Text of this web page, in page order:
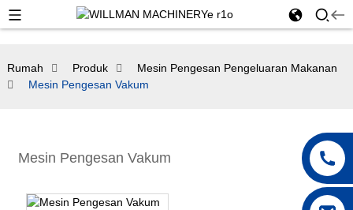
Rumah Produk
Mesin Pengesan Pengeluaran Makanan
Mesin Pengesan Vakum
Mesin Pengesan Vakum